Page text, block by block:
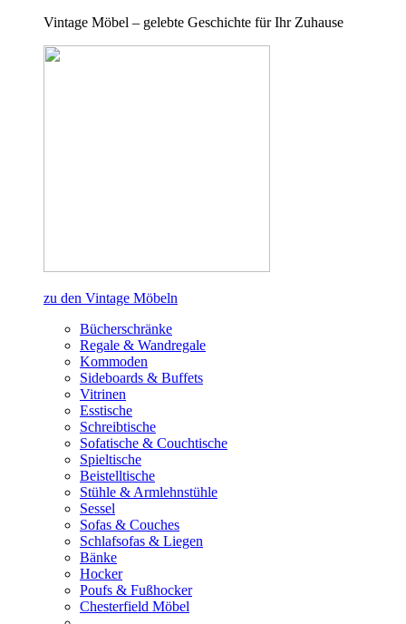
Vintage Möbel – gelebte Geschichte für Ihr Zuhause
zu den Vintage Möbeln
Bücherschränke
Regale & Wandregale
Kommoden
Sideboards & Buffets
Vitrinen
Esstische
Schreibtische
Sofatische & Couchtische
Spieltische
Beistelltische
Stühle & Armlehnstühle
Sessel
Sofas & Couches
Schlafsofas & Liegen
Bänke
Hocker
Poufs & Fußhocker
Chesterfield Möbel